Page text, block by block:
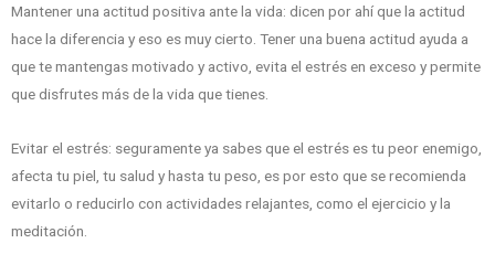
Mantener una actitud positiva ante la vida: dicen por ahí que la actitud
hace la diferencia y eso es muy cierto. Tener una buena actitud ayuda a
que te mantengas motivado y activo, evita el estrés en exceso y permite
que disfrutes más de la vida que tienes.
Evitar el estrés: seguramente ya sabes que el estrés es tu peor enemigo,
afecta tu piel, tu salud y hasta tu peso, es por esto que se recomienda
evitarlo o reducirlo con actividades relajantes, como el ejercicio y la
meditación.